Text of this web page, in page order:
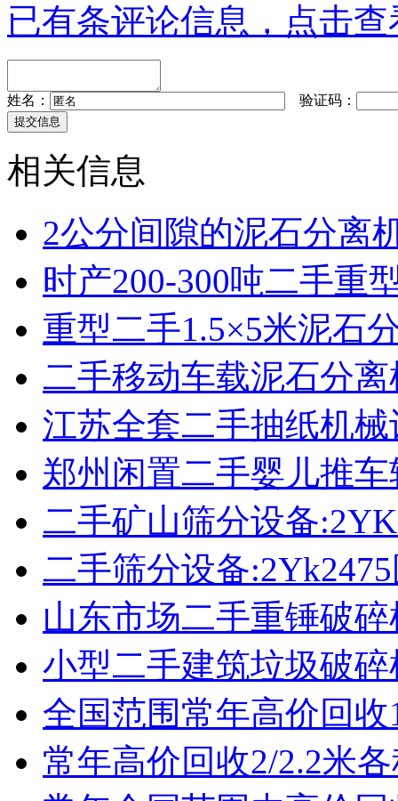
已有条评论信息，点击查
姓名： 验证码：
相关信息
2公分间隙的泥石分离
时产200-300吨二手重
重型二手1.5×5米泥石
二手移动车载泥石分
江苏全套二手抽纸机
郑州闲置二手婴儿推车
二手矿山筛分设备
二手筛分设备
山东市场二手重锤破
小型二手建筑垃圾破
全国范围常年高价回
常年高价回收2/2.2米